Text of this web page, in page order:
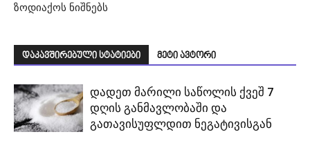
ზოდიაქოს ნიშნებს
დაკავშირებული სტატიები მეტი ავტორი
დადეთ მარილი საწოლის ქვეშ 7
დღის განმავლობაში და
გათავისუფლდით ნეგატივისგან